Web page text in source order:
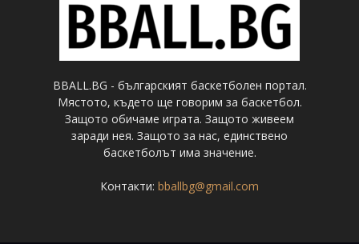
BBALL.BG - българският баскетболен портал.
Мястото, където ще говорим за баскетбол.
Защото обичаме играта. Защото живеем
заради нея. Защото за нас, единствено
баскетболът има значение.
Контакти: bballbg@gmail.com